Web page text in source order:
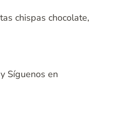
chispas chocolate,
Síguenos en